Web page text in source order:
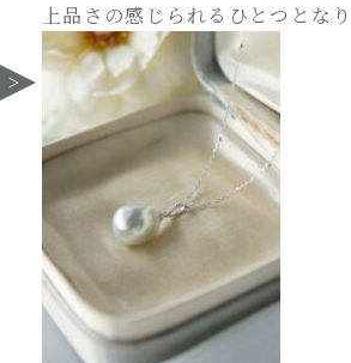
上品さの感じられるひとつとなり